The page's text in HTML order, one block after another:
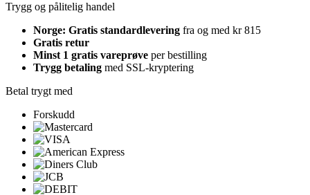
Trygg og pålitelig handel
Norge: Gratis standardlevering fra og med kr 815
Gratis retur
Minst 1 gratis vareprøve per bestilling
Trygg betaling med SSL-kryptering
Betal trygt med
Forskudd